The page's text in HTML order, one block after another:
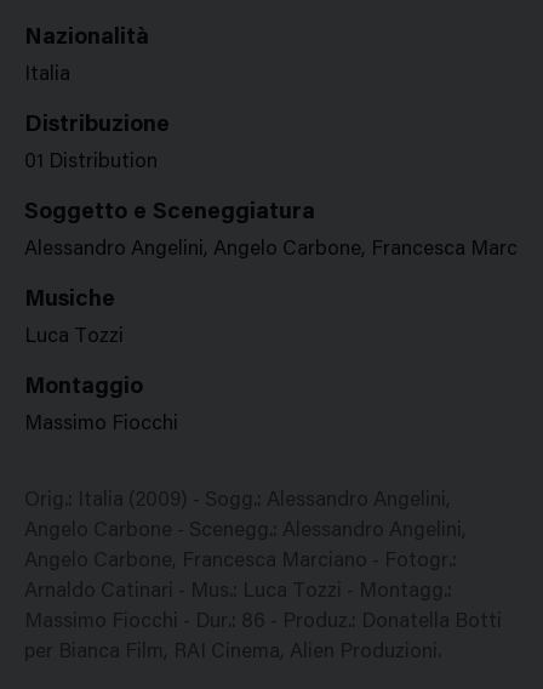
Nazionalità
Italia
Distribuzione
01 Distribution
Soggetto e Sceneggiatura
Alessandro Angelini, Angelo Carbone, Francesca
Musiche
Luca Tozzi
Montaggio
Massimo Fiocchi
Orig.: Italia (2009) - Sogg.: Alessandro Angelini,
Angelo Carbone - Scenegg.: Alessandro Angelini,
Angelo Carbone, Francesca Marciano - Fotogr.:
Arnaldo Catinari - Mus.: Luca Tozzi - Montagg.:
Massimo Fiocchi - Dur.: 86 - Produz.: Donatella Botti
per Bianca Film, RAI Cinema, Alien Produzioni.